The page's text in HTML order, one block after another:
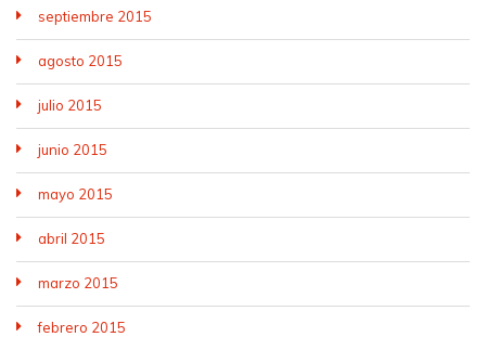
septiembre 2015
agosto 2015
julio 2015
junio 2015
mayo 2015
abril 2015
marzo 2015
febrero 2015